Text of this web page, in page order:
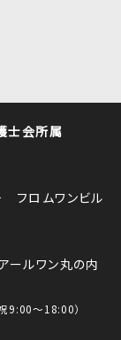
士会所属
ロムワンビル
ルワン丸の内
9:00～18:00）